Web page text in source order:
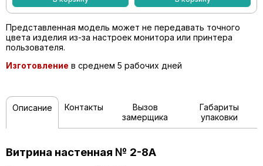
Представленная модель может не передавать точного
цвета изделия из-за настроек монитора или принтера
пользователя.
Изготовление в среднем 5 рабочих дней
Описание Контакты
Вызов
замерщика
Габариты
упаковки
Витрина настенная № 2-8А